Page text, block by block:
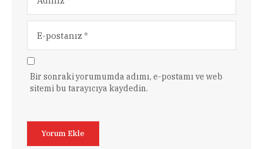
Bir sonraki yorumumda adımı, e-postamı ve web
sitemi bu tarayıcıya kaydedin.